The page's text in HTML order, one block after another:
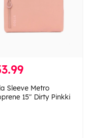
Sleeve Metro
15" Dirty Pinkki